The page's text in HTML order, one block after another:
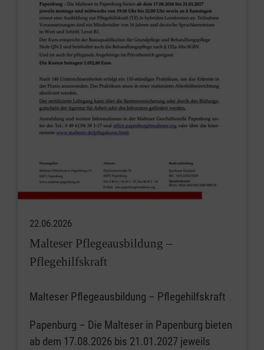
22.06.2026
Malteser Pflegeausbildung –
Pflegehilfskraft
Malteser Pflegeausbildung – Pflegehilfskraft
Papenburg – Die Malteser in Papenburg bieten
ab dem 17.08.2026 bis 21.01.2027 jeweils